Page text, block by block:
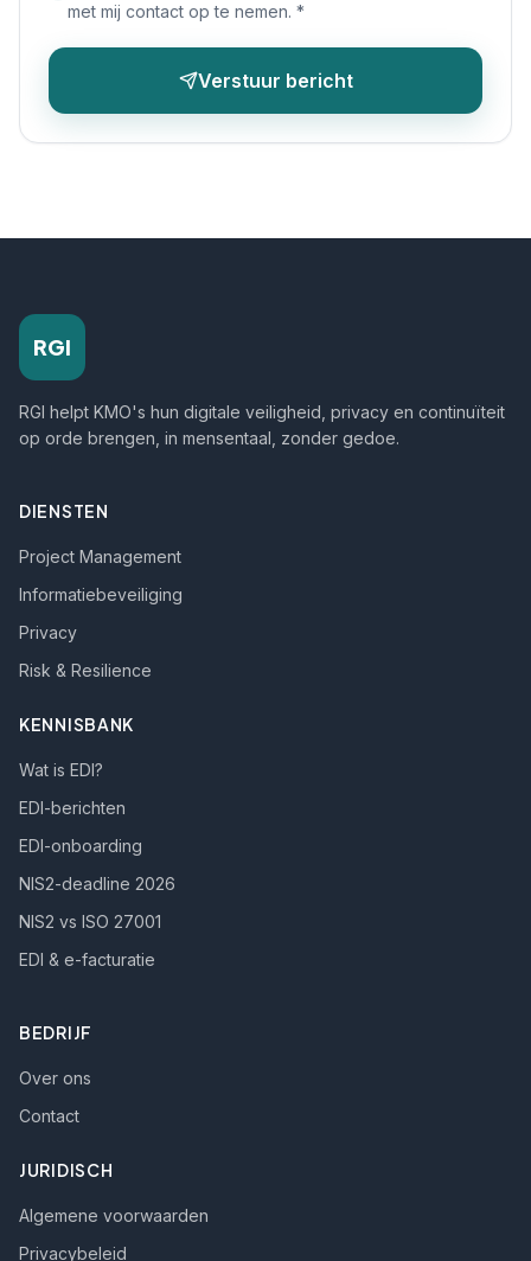
met mij contact op te nemen. *
Verstuur bericht
RGI
RGI helpt KMO's hun digitale veiligheid, privacy en continuïteit
op orde brengen, in mensentaal, zonder gedoe.
DIENSTEN
Project Management
Informatiebeveiliging
Privacy
Risk & Resilience
KENNISBANK
Wat is EDI?
EDI-berichten
EDI-onboarding
NIS2-deadline 2026
NIS2 vs ISO 27001
EDI & e-facturatie
BEDRIJF
Over ons
Contact
JURIDISCH
Algemene voorwaarden
Privacybeleid